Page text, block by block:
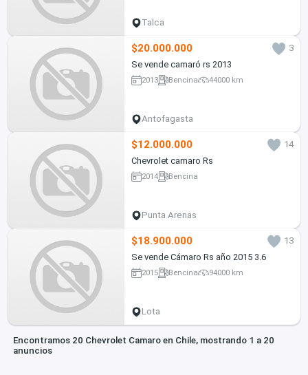
Talca
$20.000.000
3
Se vende camaró rs 2013
2013 Bencina 44000 km
Antofagasta
$12.000.000
14
Chevrolet camaro Rs
2014 Bencina
Punta Arenas
$18.900.000
13
Se vende Cámaro Rs año 2015 3.6
2015 Bencina 94000 km
Lota
Encontramos 20 Chevrolet Camaro en Chile, mostrando 1 a 20
anuncios